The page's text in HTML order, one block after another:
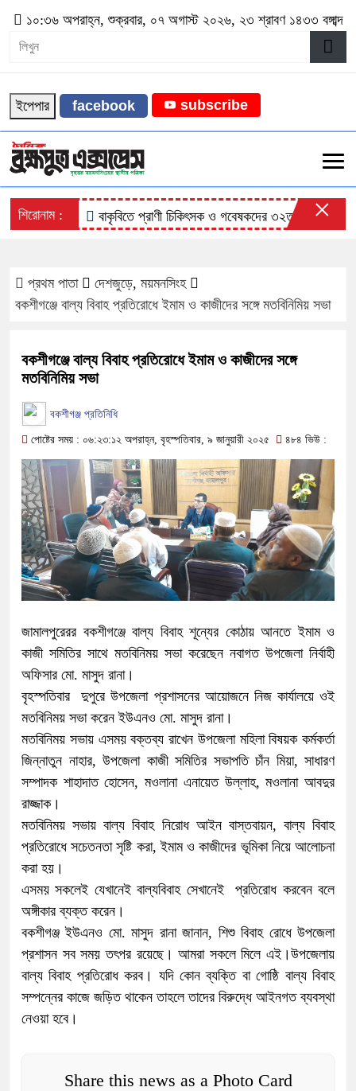
১০:৩৬ অপরাহ্ন, শুক্রবার, ০৭ অগাস্ট ২০২৬, ২৩ শ্রাবণ ১৪৩৩ বঙ্গাব্দ
ইপেপার facebook subscribe
শিরোনাম : বাকৃবিতে প্রাণী চিকিৎসক ও গবেষকদের ৩২তম বৈজ্ঞানিক
×
প্রথম পাতা দেশজুড়ে, ময়মনসিংহ
বকশীগঞ্জে বাল্য বিবাহ প্রতিরোধে ইমাম ও কাজীদের সঙ্গে মতবিনিমিয় সভা
বকশীগঞ্জে বাল্য বিবাহ প্রতিরোধে ইমাম ও কাজীদের সঙ্গে
মতবিনিমিয় সভা
বকশীগঞ্জ প্রতিনিধি
পোষ্টের সময় : ০৬:২৩:১২ অপরাহ্ন, বৃহস্পতিবার, ৯ জানুয়ারী ২০২৫ ৪৮৪ ভিউ :
জামালপুরেরর বকশীগঞ্জে বাল্য বিবাহ শূন্যের কোঠায় আনতে ইমাম ও
কাজী সমিতির সাথে মতবিনিময় সভা করেছেন নবাগত উপজেলা নির্বাহী
অফিসার মো. মাসুদ রানা।
বৃহস্পতিবার দুপুরে উপজেলা প্রশাসনের আয়োজনে নিজ কার্যালয়ে ওই
মতবিনিময় সভা করেন ইউএনও মো. মাসুদ রানা।
মতবিনিময় সভায় এসময় বক্তব্য রাখেন উপজেলা মহিলা বিষয়ক কর্মকর্তা
জিন্নাতুন নাহার, উপজেলা কাজী সমিতির সভাপতি চাঁন মিয়া, সাধারণ
সম্পাদক শাহাদাত হোসেন, মওলানা এনায়েত উল্লাহ, মওলানা আবদুর
রাজ্জাক।
মতবিনিময় সভায় বাল্য বিবাহ নিরোধ আইন বাস্তবায়ন, বাল্য বিবাহ
প্রতিরোধে সচেতনতা সৃষ্টি করা, ইমাম ও কাজীদের ভূমিকা নিয়ে আলোচনা
করা হয়।
এসময় সকলেই যেখানেই বাল্যবিবাহ সেখানেই প্রতিরোধ করবেন বলে
অঙ্গীকার ব্যক্ত করেন।
বকশীগঞ্জ ইউএনও মো. মাসুদ রানা জানান, শিশু বিবাহ রোধে উপজেলা
প্রশাসন সব সময় তৎপর রয়েছে। আমরা সকলে মিলে এই।উপজেলায়
বাল্য বিবাহ প্রতিরোধ করব। যদি কোন ব্যক্তি বা গোষ্ঠি বাল্য বিবাহ
সম্পন্নের কাজে জড়িত থাকেন তাহলে তাদের বিরুদ্ধে আইনগত ব্যবস্থা
নেওয়া হবে।
Share this news as a Photo Card